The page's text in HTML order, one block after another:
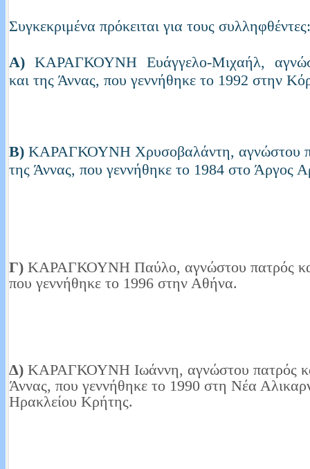
Συγκεκριμένα πρόκειται για τους συλληφθέντες:
Α) ΚΑΡΑΓΚΟΥΝΗ Ευάγγελο-Μιχαήλ,
και της Άννας, που γεννήθηκε το 1992 στην
Β) ΚΑΡΑΓΚΟΥΝΗ Χρυσοβαλάντη, αγνώστου
της Άννας, που γεννήθηκε το 1984 στο Άργος
Γ) ΚΑΡΑΓΚΟΥΝΗ Παύλο, αγνώστου πατρός
που γεννήθηκε το 1996 στην Αθήνα.
Δ) ΚΑΡΑΓΚΟΥΝΗ Ιωάννη, αγνώστου πατρός
Άννας, που γεννήθηκε το 1990 στη Νέα
Ηρακλείου Κρήτης.